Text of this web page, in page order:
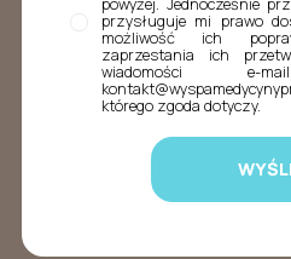
powyżej. Jednocześnie
przysługuje mi prawo
możliwość ich
zaprzestania ich
wiadomości
którego zgoda dotyczy.